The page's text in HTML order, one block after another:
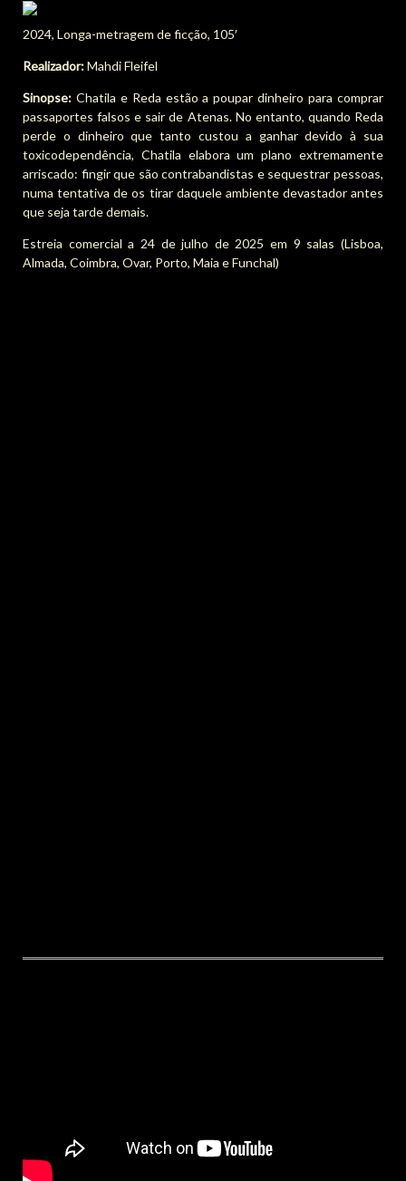
2024, Longa-metragem de ficção, 105′
Realizador:Mahdi Fleifel
Sinopse: Chatila e Reda estão a poupar dinheiro para comprar
passaportes falsos e sair de Atenas. No entanto, quando Reda
perde o dinheiro que tanto custou a ganhar devido à sua
toxicodependência, Chatila elabora um plano extremamente
arriscado: fingir que são contrabandistas e sequestrar pessoas,
numa tentativa de os tirar daquele ambiente devastador antes
que seja tarde demais.
Estreia comercial a 24 de julho de 2025 em 9 salas (Lisboa,
Almada, Coimbra, Ovar, Porto, Maia e Funchal)